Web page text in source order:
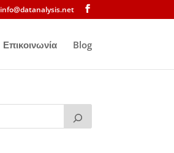
info@datanalysis.net
Επικοινωνία Blog